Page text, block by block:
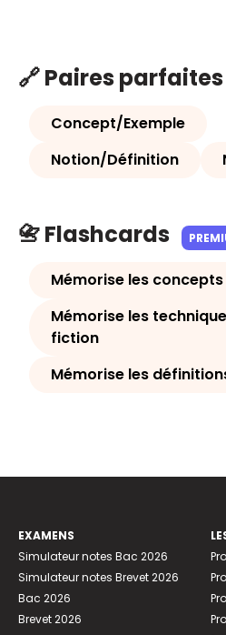
🔗 Paires parfaites
Concept/Exemple
Notion/Définition
📇 Flashcards
Mémorise les
Mémorise les
fiction
Mémorise les
EXAMENS
Simulateur notes Bac 2026
Simulateur notes Brevet 2026
Bac 2026
Brevet 2026